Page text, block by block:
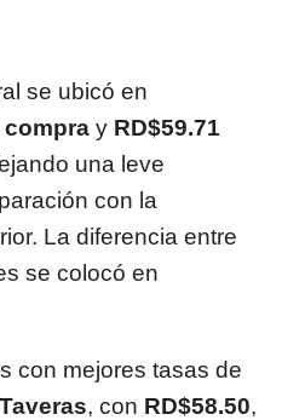
se ubicó en
compra y RD$59.71
una leve
con la
La diferencia entre
se colocó en
con mejores tasas de
Taveras, con RD$58.50,